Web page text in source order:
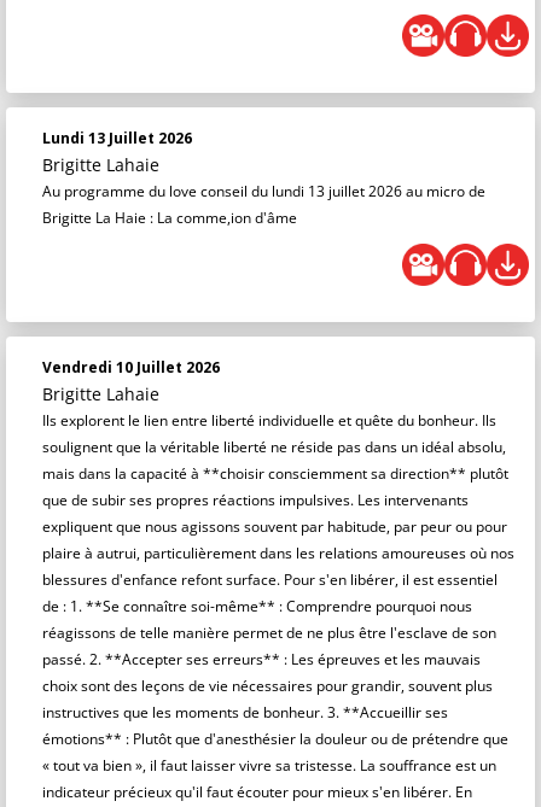
Lundi 13 Juillet 2026
Brigitte Lahaie
Au programme du love conseil du lundi 13 juillet 2026 au micro de
Brigitte La Haie : La comme,ion d'âme
Vendredi 10 Juillet 2026
Brigitte Lahaie
Ils explorent le lien entre liberté individuelle et quête du bonheur. Ils
soulignent que la véritable liberté ne réside pas dans un idéal absolu,
mais dans la capacité à **choisir consciemment sa direction** plutôt
que de subir ses propres réactions impulsives. Les intervenants
expliquent que nous agissons souvent par habitude, par peur ou pour
plaire à autrui, particulièrement dans les relations amoureuses où nos
blessures d'enfance refont surface. Pour s'en libérer, il est essentiel
de : 1. **Se connaître soi-même** : Comprendre pourquoi nous
réagissons de telle manière permet de ne plus être l'esclave de son
passé. 2. **Accepter ses erreurs** : Les épreuves et les mauvais
choix sont des leçons de vie nécessaires pour grandir, souvent plus
instructives que les moments de bonheur. 3. **Accueillir ses
émotions** : Plutôt que d'anesthésier la douleur ou de prétendre que
« tout va bien », il faut laisser vivre sa tristesse. La souffrance est un
indicateur précieux qu'il faut écouter pour mieux s'en libérer. En